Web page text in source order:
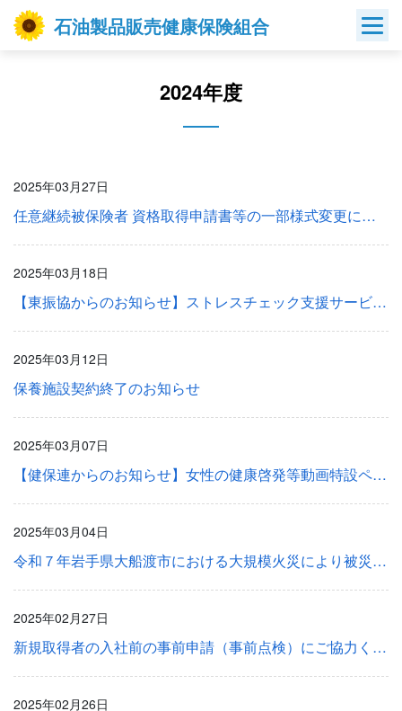
Skip
石油製品販売健康保険組合
2024年度
2025年03月27日
任意継続被保険者 資格取得申請書等の一部様式変更について
2025年03月18日
【東振協からのお知らせ】ストレスチェック支援サービスについて
2025年03月12日
保養施設契約終了のお知らせ
2025年03月07日
【健保連からのお知らせ】女性の健康啓発等動画特設ページのご案内
2025年03月04日
令和７年岩手県大船渡市における大規模火災により被災した被保険者等に対する一部負担金等の取り扱いについて
2025年02月27日
新規取得者の入社前の事前申請（事前点検）にご協力ください
2025年02月26日